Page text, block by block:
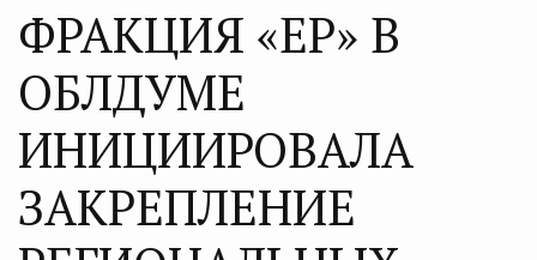
ФРАКЦИЯ «ЕР» В
ОБЛДУМЕ
ИНИЦИИРОВАЛА
ЗАКРЕПЛЕНИЕ